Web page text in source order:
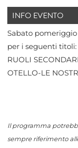
INFO EVENTO
Sabato pomeriggio
per i seguenti titoli:
RUOLI
OTELLO-LE
Il programma
sempre riferimento